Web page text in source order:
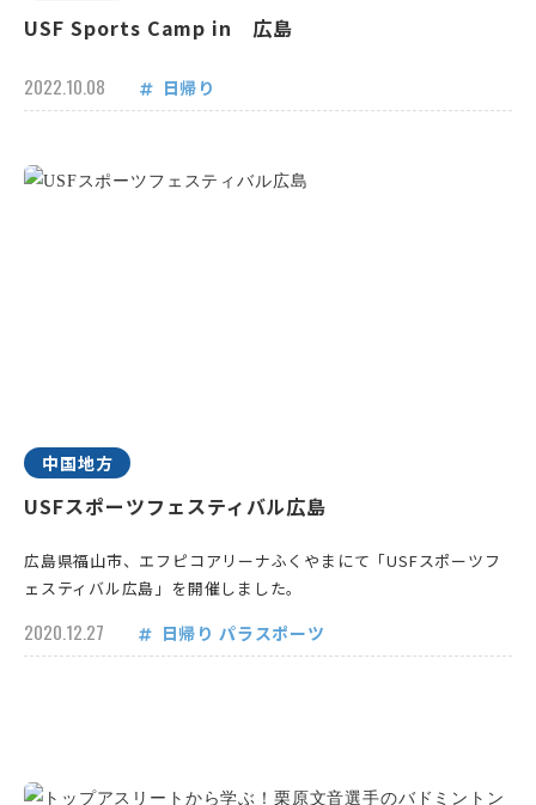
USF Sports Camp in 広島
2022.10.08 日帰り
中国地方
USFスポーツフェスティバル広島
広島県福山市、エフピコアリーナふくやまにて「USFスポーツフ
ェスティバル広島」を開催しました。
2020.12.27 日帰り パラスポーツ